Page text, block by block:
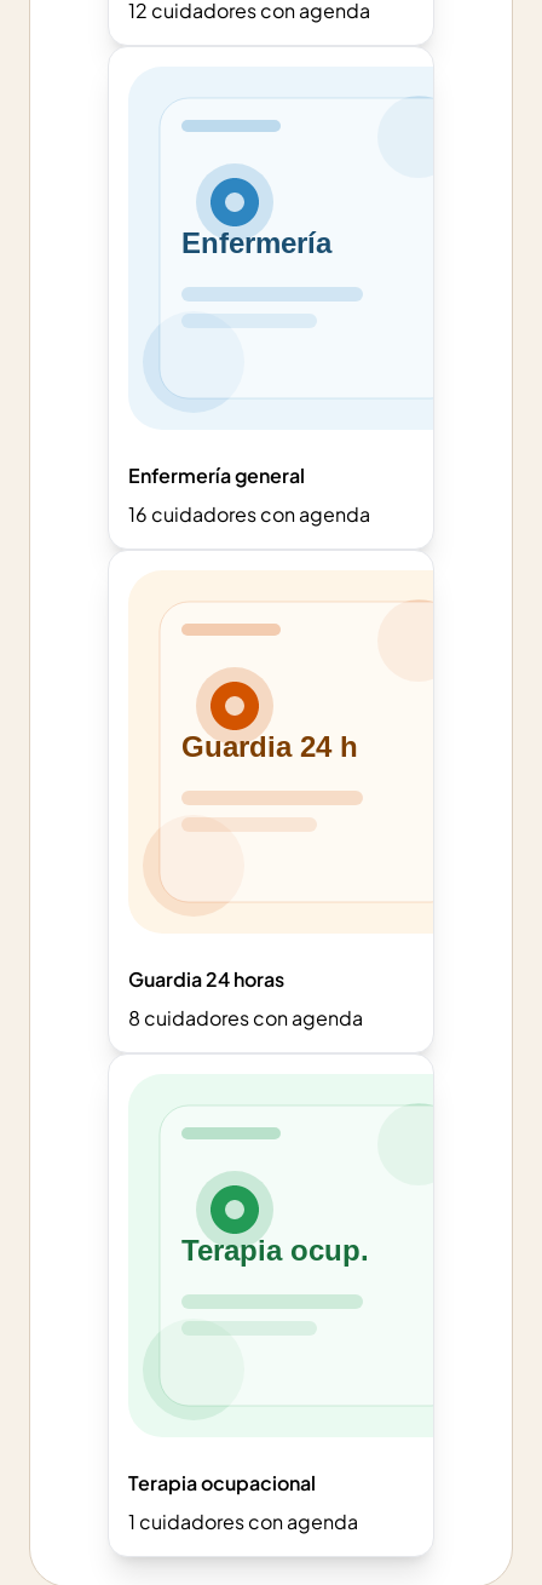
12 cuidadores con agenda
Enfermería general
16 cuidadores con agenda
Guardia 24 horas
8 cuidadores con agenda
Terapia ocupacional
1 cuidadores con agenda